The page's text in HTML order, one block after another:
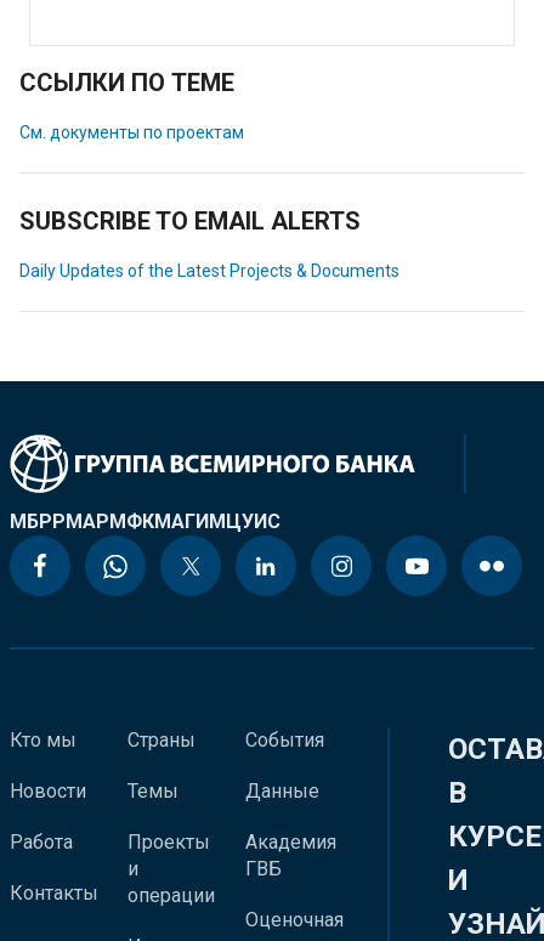
ССЫЛКИ ПО ТЕМЕ
См. документы по проектам
SUBSCRIBE TO EMAIL ALERTS
Daily Updates of the Latest Projects & Documents
МБРРМАРМФКМАГИМЦУИС
Кто мы
Новости
Работа
Контакты
Страны
Темы
Проекты
и
операции
События
Данные
Академия
ГВБ
Оценочная
В
КУРСЕ
И